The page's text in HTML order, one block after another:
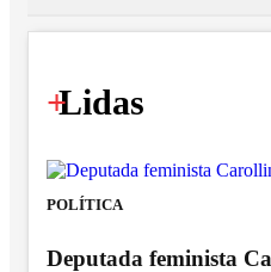
+
Lidas
POLÍTICA
Deputada feminista